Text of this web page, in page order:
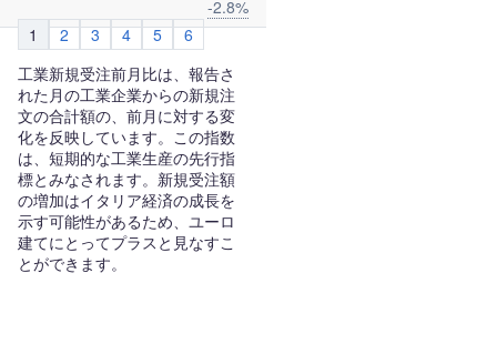
-2.8%
1
2 3 4 5
6
工業新規受注前月比は、報告さ
れた月の工業企業からの新規注
文の合計額の、前月に対する変
化を反映しています。この指数
は、短期的な工業生産の先行指
標とみなされます。新規受注額
の増加はイタリア経済の成長を
示す可能性があるため、ユーロ
建てにとってプラスと見なすこ
とができます。